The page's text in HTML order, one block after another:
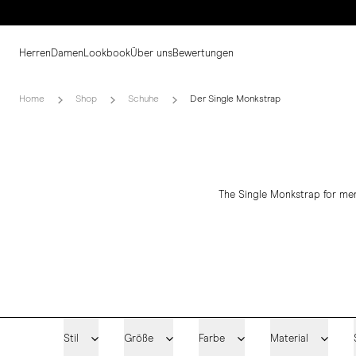
Herren Damen LookbookÜber unsBewertungen
Home Shop Schuhe Der Single Monkstrap
The Single Monkstrap for
Stil Größe Farbe Material